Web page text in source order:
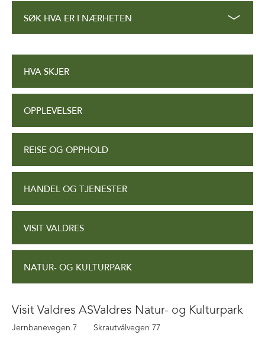
SØK HVA ER I NÆRHETEN
HVA SKJER
OPPLEVELSER
REISE OG OPPHOLD
HANDEL OG TJENESTER
VISIT VALDRES
NATUR- OG KULTURPARK
Visit Valdres AS
Jernbanevegen 7
Valdres Natur- og Kulturpark
Skrautvålvegen 77